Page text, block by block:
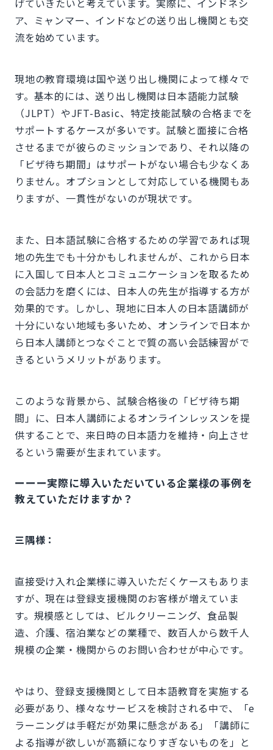
ア、ミャンマー、インドなどの送り出し機関とも交
流を始めています。
現地の教育環境は国や送り出し機関によって様々で
す。基本的には、送り出し機関は日本語能力試験
（JLPT）やJFT-Basic、特定技能試験の合格までを
サポートするケースが多いです。試験と面接に合格
させるまでが彼らのミッションであり、それ以降の
「ビザ待ち期間」はサポートがない場合も少なくあ
りません。オプションとして対応している機関もあ
りますが、一貫性がないのが現状です。
また、日本語試験に合格するための学習であれば現
地の先生でも十分かもしれませんが、これから日本
に入国して日本人とコミュニケーションを取るため
の会話力を磨くには、日本人の先生が指導する方が
効果的です。しかし、現地に日本人の日本語講師が
十分にいない地域も多いため、オンラインで日本か
ら日本人講師とつなぐことで質の高い会話練習がで
きるというメリットがあります。
このような背景から、試験合格後の「ビザ待ち期
間」に、日本人講師によるオンラインレッスンを提
供することで、来日時の日本語力を維持・向上させ
るという需要が生まれています。
ーーー実際に導入いただいている企業様の事例を
教えていただけますか？
三隅様：
直接受け入れ企業様に導入いただくケースもありま
すが、現在は登録支援機関のお客様が増えていま
す。規模感としては、ビルクリーニング、食品製
造、介護、宿泊業などの業種で、数百人から数千人
規模の企業・機関からのお問い合わせが中心です。
やはり、登録支援機関として日本語教育を実施する
必要があり、様々なサービスを検討される中で、「e
ラーニングは手軽だが効果に懸念がある」「講師に
よる指導が欲しいが高額になりすぎないものを」と